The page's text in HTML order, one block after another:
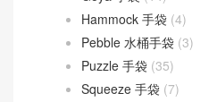
Goyard(523)
Gucci (270)
LOEWE(349)
Cubi 斜挎包(20)